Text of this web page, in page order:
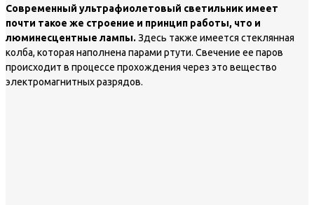
Современный ультрафиолетовый светильник имеет
почти такое же строение и принцип работы, что и
люминесцентные лампы. Здесь также имеется стеклянная
колба, которая наполнена парами ртути. Свечение ее паров
происходит в процессе прохождения через это вещество
электромагнитных разрядов.